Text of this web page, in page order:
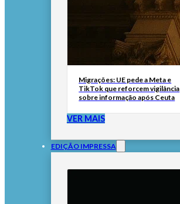
Migrações: UE pede a Meta e
TikTok que reforcem vigilância
sobre informação após Ceuta
VER MAIS
EDIÇÃO IMPRESSA